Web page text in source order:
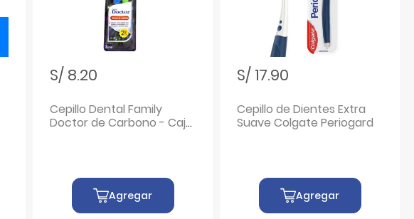
S/ 8.20
Cepillo Dental Family
Doctor de Carbono - Caja
Agregar
S/ 17.90
Cepillo de Dientes Extra
Suave Colgate Periogard
Agregar